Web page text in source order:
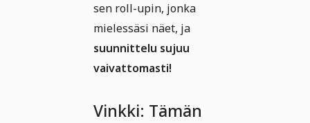
sen roll-upin, jonka
mielessäsi näet, ja
suunnittelu sujuu
vaivattomasti!
Vinkki: Tämän